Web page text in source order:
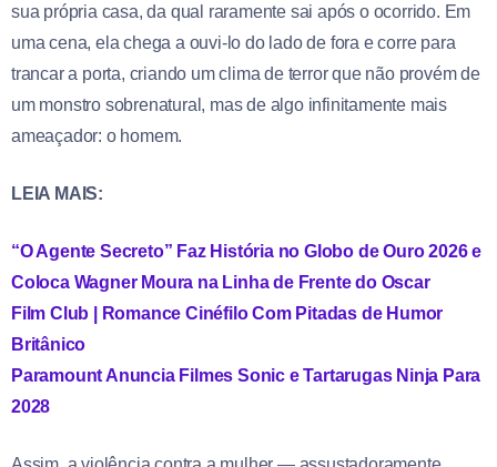
sua própria casa, da qual raramente sai após o ocorrido. Em
uma cena, ela chega a ouvi-lo do lado de fora e corre para
trancar a porta, criando um clima de terror que não provém de
um monstro sobrenatural, mas de algo infinitamente mais
ameaçador: o homem.
LEIA MAIS:
“O Agente Secreto” Faz História no Globo de Ouro 2026 e
Coloca Wagner Moura na Linha de Frente do Oscar
Film Club | Romance Cinéfilo Com Pitadas de Humor
Britânico
Paramount Anuncia Filmes Sonic e Tartarugas Ninja Para
2028